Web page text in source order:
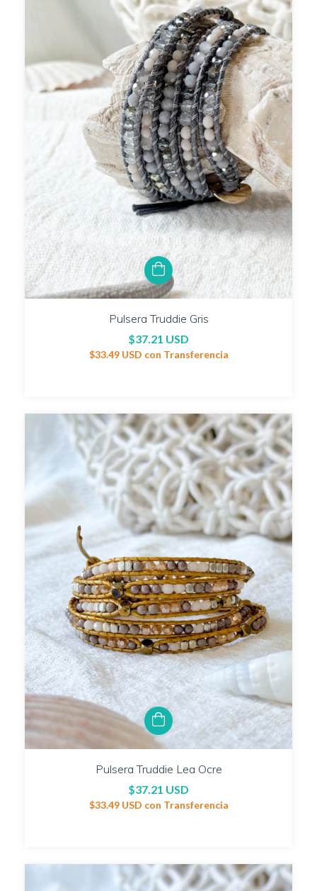
Pulsera Truddie Gris
$37.21 USD
$33.49 USD con Transferencia
Pulsera Truddie Lea Ocre
$37.21 USD
$33.49 USD con Transferencia